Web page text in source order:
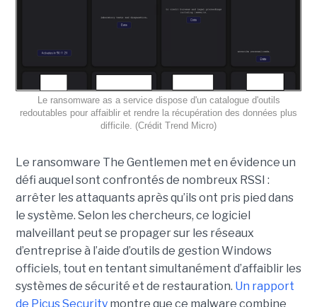
Le ransomware as a service dispose d'un catalogue d'outils
redoutables pour affaiblir et rendre la récupération des données plus
difficile. (Crédit Trend Micro)
Le ransomware The Gentlemen met en évidence un
défi auquel sont confrontés de nombreux RSSI :
arrêter les attaquants après qu’ils ont pris pied dans
le système. Selon les chercheurs, ce logiciel
malveillant peut se propager sur les réseaux
d’entreprise à l’aide d’outils de gestion Windows
officiels, tout en tentant simultanément d’affaiblir les
systèmes de sécurité et de restauration. Un rapport
de Picus Securitymontre que ce malware combine